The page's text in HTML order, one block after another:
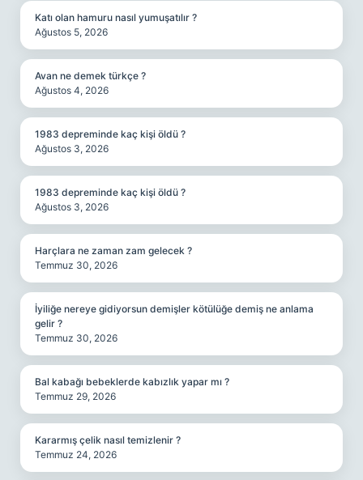
Katı olan hamuru nasıl yumuşatılır ?
Ağustos 5, 2026
Avan ne demek türkçe ?
Ağustos 4, 2026
1983 depreminde kaç kişi öldü ?
Ağustos 3, 2026
1983 depreminde kaç kişi öldü ?
Ağustos 3, 2026
Harçlara ne zaman zam gelecek ?
Temmuz 30, 2026
İyiliğe nereye gidiyorsun demişler kötülüğe demiş ne anlama
gelir ?
Temmuz 30, 2026
Bal kabağı bebeklerde kabızlık yapar mı ?
Temmuz 29, 2026
Kararmış çelik nasıl temizlenir ?
Temmuz 24, 2026